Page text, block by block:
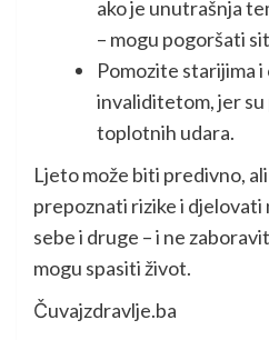
ako je unutrašnja
– mogu pogoršati
Pomozite starijima i
invaliditetom, jer
toplotnih udara.
Ljeto može biti predivno,
prepoznati rizike i djelovati
sebe i druge – i ne
mogu spasiti život.
Čuvajzdravlje.ba